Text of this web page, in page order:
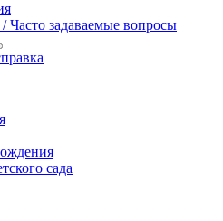
/ Часто задаваемые вопросы
сада